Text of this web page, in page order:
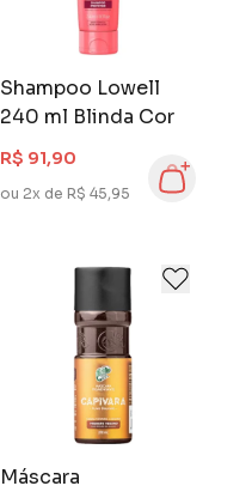
Shampoo Lowell
240 ml Blinda Cor
R$ 91,90
ou 2x de R$ 45,95
Máscara